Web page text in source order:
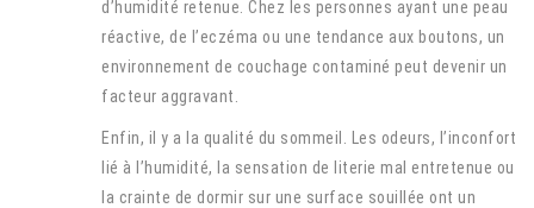
d’humidité retenue. Chez les personnes ayant une peau
réactive, de l’eczéma ou une tendance aux boutons, un
environnement de couchage contaminé peut devenir un
facteur aggravant.
Enfin, il y a la qualité du sommeil. Les odeurs, l’inconfort
lié à l’humidité, la sensation de literie mal entretenue ou
la crainte de dormir sur une surface souillée ont un